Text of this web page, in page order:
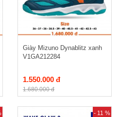
Giày Mizuno Dynablitz xanh
V1GA212284
1.550.000 đ
1.680.000 đ
- 11 %